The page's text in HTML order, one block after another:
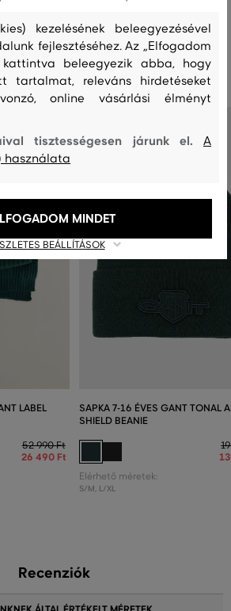
termékek
LABEL
52 990 Ft
26 490 Ft
SAPKA 7-16 ÉVES GANT TONAL
SHIELD BEANIE
Elérhető méretek:
S/M, L/XL
Recenziók
kezelésének beleegyezésével
fejlesztéséhez. Az „Elfogadom
beleegyezik abba, hogy
tartalmat, releváns hirdetéseket
online vásárlási élményt
tisztességesen járunk el.A
használata
BEÁLLÍTÁSOK
MINDET